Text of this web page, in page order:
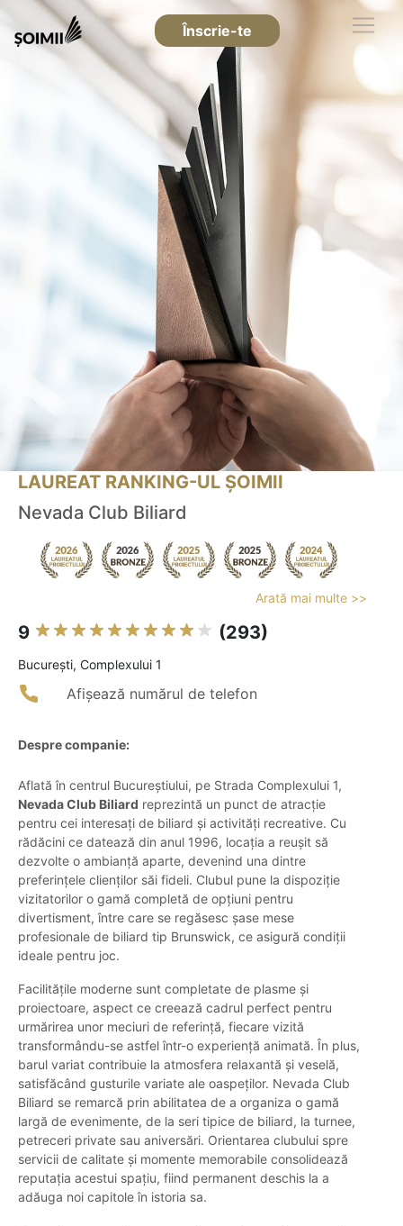
Înscrie-te
LAUREAT RANKING-UL ȘOIMII
Nevada Club Biliard
Arată mai multe >>
9 (293)
Bucureşti, Complexului 1
Afișează numărul de telefon
Despre companie:
Aflată în centrul Bucureștiului, pe Strada Complexului 1,
Nevada Club Biliard reprezintă un punct de atracție
pentru cei interesați de biliard și activități recreative. Cu
rădăcini ce datează din anul 1996, locația a reușit să
dezvolte o ambianță aparte, devenind una dintre
preferințele clienților săi fideli. Clubul pune la dispoziție
vizitatorilor o gamă completă de opțiuni pentru
divertisment, între care se regăsesc șase mese
profesionale de biliard tip Brunswick, ce asigură condiții
ideale pentru joc.
Facilitățile moderne sunt completate de plasme și
proiectoare, aspect ce creează cadrul perfect pentru
urmărirea unor meciuri de referință, fiecare vizită
transformându-se astfel într-o experiență animată. În plus,
barul variat contribuie la atmosfera relaxantă și veselă,
satisfăcând gusturile variate ale oaspeților. Nevada Club
Biliard se remarcă prin abilitatea de a organiza o gamă
largă de evenimente, de la seri tipice de biliard, la turnee,
petreceri private sau aniversări. Orientarea clubului spre
servicii de calitate și momente memorabile consolidează
reputația acestui spațiu, fiind permanent deschis la a
adăuga noi capitole în istoria sa.